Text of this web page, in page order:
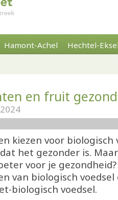
Hamont-Achel Hechtel-
en fruit
kiezen voor biologisch
het gezonder is.
voor je
van biologisch
biologisch voedsel.